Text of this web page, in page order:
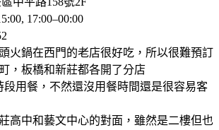
17:00–00:00
火鍋在西門的老店很好吃，所以很難預訂
，板橋和新莊都各開了分店
段用餐，不然還沒用餐時間還是很容易客
高中和藝文中心的對面，雖然是二樓但也